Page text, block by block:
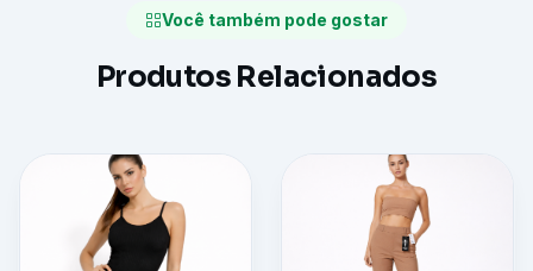
Você também pode gostar
Produtos Relacionados